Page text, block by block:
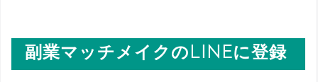
副業マッチメイクのLINEに登録